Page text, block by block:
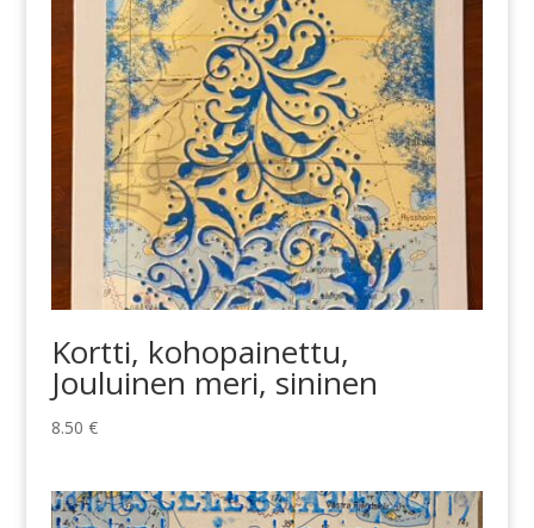
Kortti, kohopainettu,
Jouluinen meri, sininen
8.50 €